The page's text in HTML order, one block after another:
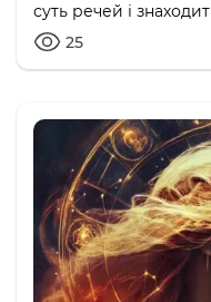
суть речей і
25